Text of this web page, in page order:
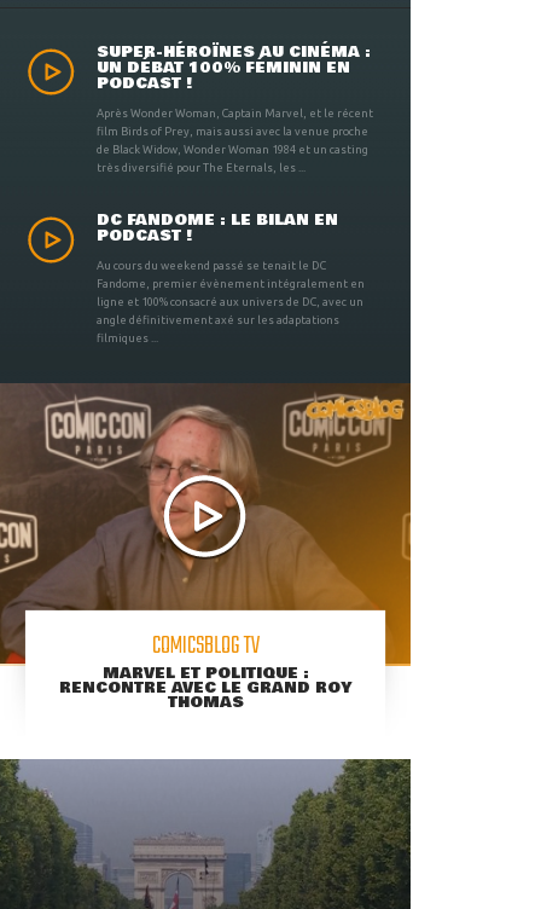
SUPER-HÉROÏNES AU CINÉMA :
UN DÉBAT 100% FÉMININ EN
PODCAST !
Après Wonder Woman, Captain Marvel, et le récent
film Birds of Prey, mais aussi avec la venue proche
de Black Widow, Wonder Woman 1984 et un casting
très diversifié pour The Eternals, les ...
DC FANDOME : LE BILAN EN
PODCAST !
Au cours du weekend passé se tenait le DC
Fandome, premier évènement intégralement en
ligne et 100% consacré aux univers de DC, avec un
angle définitivement axé sur les adaptations
filmiques ...
COMICSBLOG TV
MARVEL ET POLITIQUE :
RENCONTRE AVEC LE GRAND ROY
THOMAS